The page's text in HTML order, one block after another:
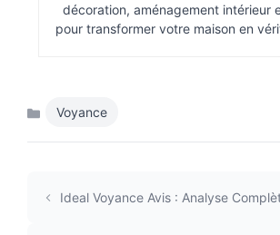
décoration, aménagement intérieur
pour transformer votre maison en
Catégories
Voyance
Ideal Voyance Avis : Analyse